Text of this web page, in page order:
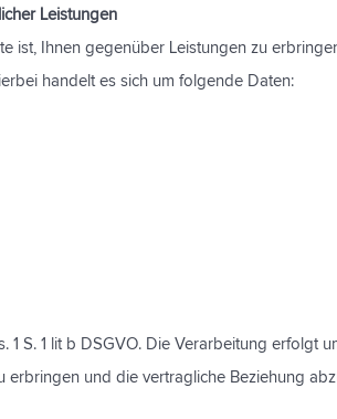
Leistungen
ist, Ihnen gegenüber Leistungen zu
handelt es sich um folgende Daten:
1 S. 1 lit b DSGVO. Die Verarbeitung erfolgt
und die vertragliche Beziehung